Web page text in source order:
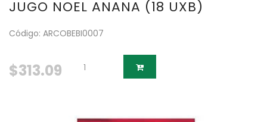
JUGO NOEL ANANA (18 UXB)
Código: ARCOBEBI0007
$313.09